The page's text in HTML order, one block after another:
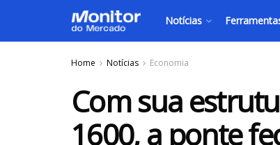
Notícias
Home Notícias Economia
Com sua
1600, a ponte